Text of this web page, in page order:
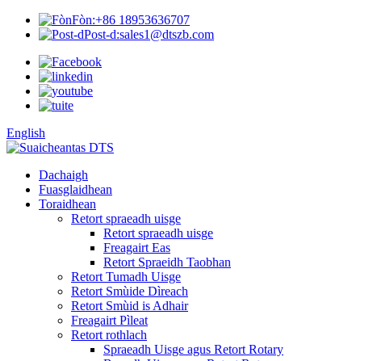
Fòn:+86 18953636707
Post-d:sales1@dtszb.com
English
Dachaigh
Fuasglaidhean
Toraidhean
Retort spraeadh uisge
Retort spraeadh uisge
Freagairt Eas
Retort Spraeidh Taobhan
Retort Tumadh Uisge
Retort Smùide Dìreach
Retort Smùid is Adhair
Freagairt Pìleat
Retort rothlach
Spraeadh Uisge agus Retort Rotary